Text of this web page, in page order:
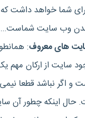
شما خواهد داشت
وب سایت
های معروف:
سایت از ارکان مهم
و اگر نباشد قطعا
حال اینکه چطور آن